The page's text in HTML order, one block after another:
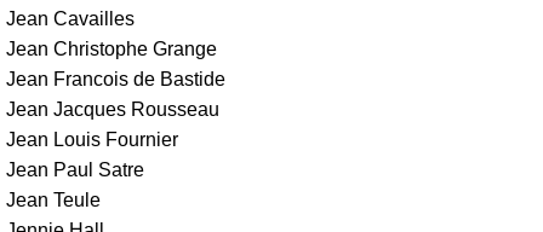
Jean Cavailles
Jean Christophe Grange
Jean Francois de Bastide
Jean Jacques Rousseau
Jean Louis Fournier
Jean Paul Satre
Jean Teule